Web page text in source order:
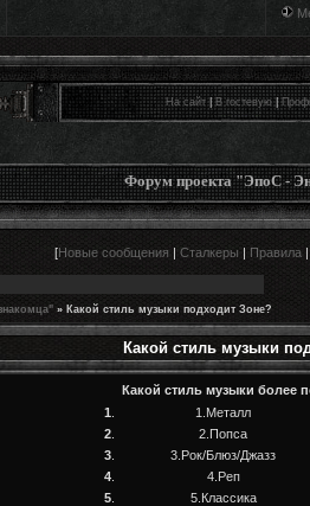
На сайт|В гостевую|
Форум проекта "ЭпоС -
[Новые сообщения | Сталкеры | Правила|
» Какой стиль музыки подходит Зоне?
Какой стиль музыки
Какой стиль музыки более
1
1.Металл
2. 2.Попса
3. 3.Рок/Блюз/Джазз
4. 4.Реп
5. 5.Классика